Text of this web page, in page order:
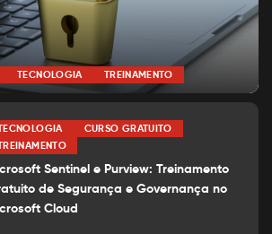
TECNOLOGIA TREINAMENTO
CURSO GRATUITO
Sentinel e Purview: Treinamento
de Segurança e Governança no
Cloud